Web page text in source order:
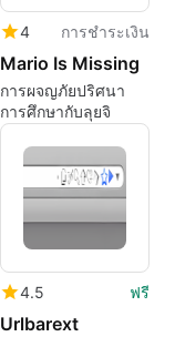
4 การชำระเงิน
Mario Is Missing
การผจญภัยปริศนา
การศึกษากับลุยจิ
4.5 ฟรี
Urlbarext